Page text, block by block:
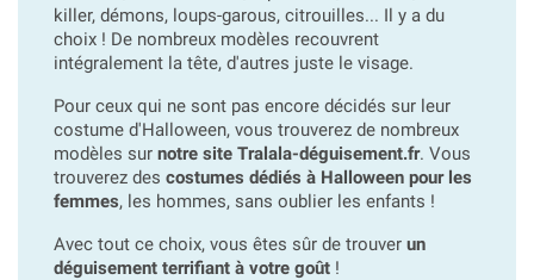
killer, démons, loups-garous, citrouilles... Il y a du
choix ! De nombreux modèles recouvrent
intégralement la tête, d'autres juste le visage.
Pour ceux qui ne sont pas encore décidés sur leur
costume d'Halloween, vous trouverez de nombreux
modèles sur notre site Tralala-déguisement.fr. Vous
trouverez des costumes dédiés à Halloween pour les
femmes, les hommes, sans oublier les enfants !
Avec tout ce choix, vous êtes sûr de trouver un
déguisement terrifiant à votre goût !